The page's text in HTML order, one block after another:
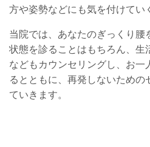
方や姿勢などにも気を付けてい
当院では、あなたのぎっくり腰
状態を診ることはもちろん、生
などもカウンセリングし、お一
るとともに、再発しないための
ていきます。